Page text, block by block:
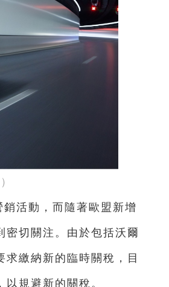
活動，而隨著歐盟新增
密切關注。由於包括沃爾
繳納新的臨時關稅，目
規避新的關稅。